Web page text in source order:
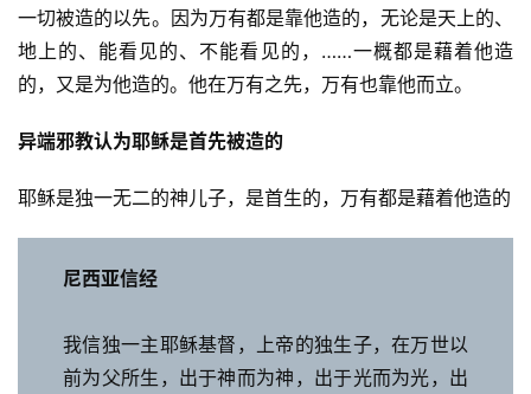
一切被造的以先。因为万有都是靠他造的，无论是天上的、
地上的、能看见的、不能看见的，……一概都是藉着他造
的，又是为他造的。他在万有之先，万有也靠他而立。
异端邪教认为耶稣是首先被造的
耶稣是独一无二的神儿子，是首生的，万有都是藉着他造的
尼西亚信经
我信独一主耶稣基督，上帝的独生子，在万世以
前为父所生，出于神而为神，出于光而为光，出